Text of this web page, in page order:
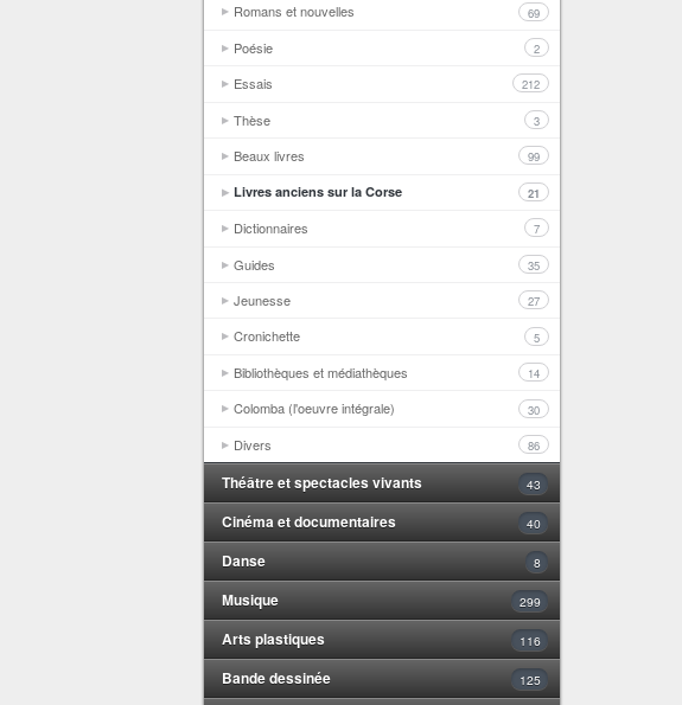
Romans et nouvelles 69
Poésie 2
Essais 212
Thèse 3
Beaux livres 99
Livres anciens sur la Corse 21
Dictionnaires 7
Guides 35
Jeunesse 27
Cronichette 5
Bibliothèques et médiathèques 14
Colomba (l'oeuvre intégrale) 30
Divers 86
Théâtre et spectacles vivants 43
Cinéma et documentaires 40
Danse 8
Musique 299
Arts plastiques 116
Bande dessinée 125